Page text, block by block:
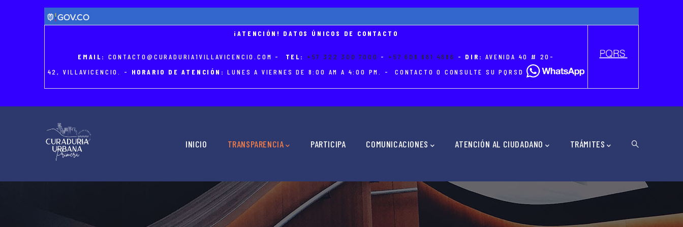
¡ATENCIÓN! DATOS ÚNICOS DE CONTACTO
EMAIL: CONTACTO@CURADURIA1VILLAVICENCIO.COM - TEL: +57 322 300 7000 - +57 608 681 4886 - DIR: AVENIDA 40 # 20-
42, VILLAVICENCIO. - HORARIO DE ATENCIÓN: LUNES A VIERNES DE 8:00 AM A 4:00 PM. - CONTACTO O CONSULTE SU PQRSD
INICIO TRANSPARENCIA PARTICIPA COMUNICACIONES ATENCIÓN AL CIUDADANO TRÁMITES